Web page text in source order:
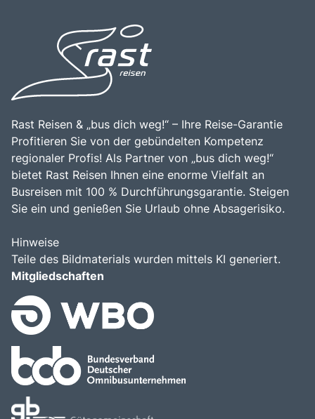
Schönheit des Bodensees schätzen.
die kulturellen Highlights der Region zu erleben, macht
dieses Ziel zu einem unvergesslichen Erlebnis für alle, die
diese beeindruckende Destination erkunden möchten.
Rast Reisen & „bus dich weg!“ – Ihre Reise-Garantie
Profitieren Sie von der gebündelten Kompetenz
regionaler Profis! Als Partner von „bus dich weg!“
bietet Rast Reisen Ihnen eine enorme Vielfalt an
Busreisen mit 100 % Durchführungsgarantie. Steigen
Sie ein und genießen Sie Urlaub ohne Absagerisiko.
Hinweise
Teile des Bildmaterials wurden mittels KI generiert.
Mitgliedschaften